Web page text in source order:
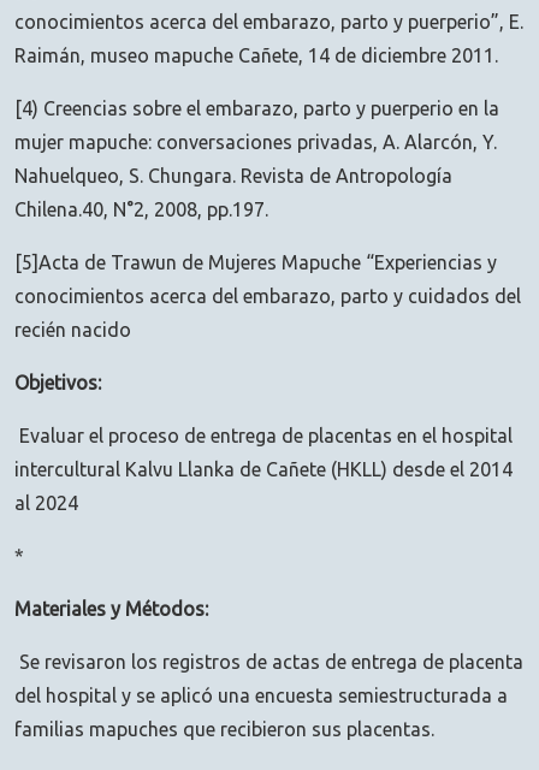
conocimientos acerca del embarazo, parto y puerperio”, E.
Raimán, museo mapuche Cañete, 14 de diciembre 2011.
[4) Creencias sobre el embarazo, parto y puerperio en la
mujer mapuche: conversaciones privadas, A. Alarcón, Y.
Nahuelqueo, S. Chungara. Revista de Antropología
Chilena.40, N°2, 2008, pp.197.
[5]Acta de Trawun de Mujeres Mapuche “Experiencias y
conocimientos acerca del embarazo, parto y cuidados del
recién nacido
Objetivos:
Evaluar el proceso de entrega de placentas en el hospital
intercultural Kalvu Llanka de Cañete (HKLL) desde el 2014
al 2024
*
Materiales y Métodos:
Se revisaron los registros de actas de entrega de placenta
del hospital y se aplicó una encuesta semiestructurada a
familias mapuches que recibieron sus placentas.